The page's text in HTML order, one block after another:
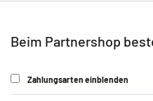
Beim Partnershop
Zahlungsarten einblenden